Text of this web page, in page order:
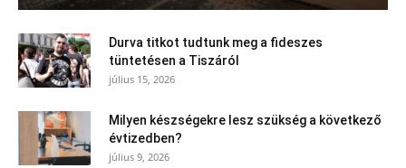
Durva titkot tudtunk meg a fideszes
tüntetésen a Tiszáról
július 15, 2026
Milyen készségekre lesz szükség a következő
évtizedben?
július 9, 2026